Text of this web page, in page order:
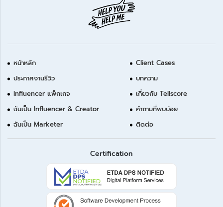
หน้าหลัก
ประกาศงานรีวิว
Influencer แพ็กเกจ
ฉันเป็น Influencer & Creator
ฉันเป็น Marketer
Client Cases
บทความ
เกี่ยวกับ Tellscore
คำถามที่พบบ่อย
ติดต่อ
Certification